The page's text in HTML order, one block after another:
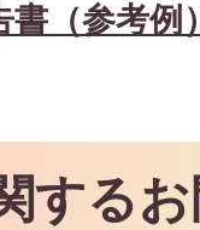
書（参考
する